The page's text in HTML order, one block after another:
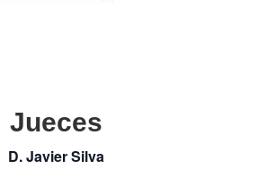
Jueces
D. Javier Silva